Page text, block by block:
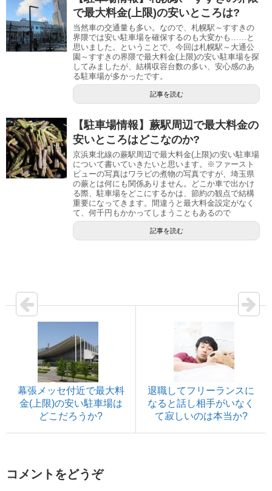
で最大料金(上限)の安いところは?
当然車の交通量も多い。なので、札幌駅～すすきの
界隈では安い駐車場を確保するのも大変かも……と
思いました。ということで、今回は札幌駅～大通公
園～すすきの界隈で最大料金(上限)の安い駐車場を探
してみましたが、結構収容台数の多い、安心感のあ
る駐車場が多かったです。
記事を読む
【駐車場情報】蕨駅周辺で最大料金の
安いところはどこなのか?
京浜東北線の蕨駅周辺で最大料金(上限)の安い駐車場
について書いていきたいと思います。※ファースト
ビューの写真はワラビの煮物の写真ですが、埼玉県
の蕨とは何にも関係ありません。どこか車で出かけ
る際、駐車場をどこにするかは、節約の観点で結構
重要になってきます。間違うと最大料金設定がなく
て、何千円もかかってしまうこともあるので
記事を読む
幕張メッセ付近で最大料
金(上限)の安い駐車場は
どこだろうか?
退職してフリーランスに
なると話し相手がいなく
て寂しいのは本当か?
コメントをどうぞ